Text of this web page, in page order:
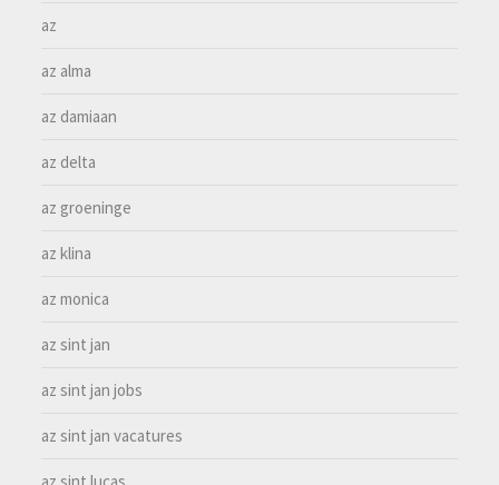
az
az alma
az damiaan
az delta
az groeninge
az klina
az monica
az sint jan
az sint jan jobs
az sint jan vacatures